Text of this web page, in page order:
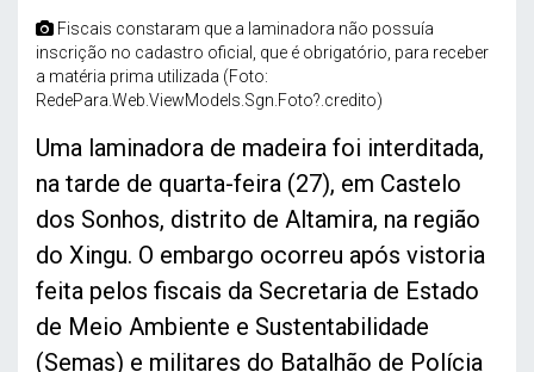
Fiscais constaram que a laminadora não possuía
inscrição no cadastro oficial, que é obrigatório, para receber
a matéria prima utilizada (Foto:
RedePara.Web.ViewModels.Sgn.Foto?.credito)
Uma laminadora de madeira foi interditada,
na tarde de quarta-feira (27), em Castelo
dos Sonhos, distrito de Altamira, na região
do Xingu. O embargo ocorreu após vistoria
feita pelos fiscais da Secretaria de Estado
de Meio Ambiente e Sustentabilidade
(Semas) e militares do Batalhão de Polícia